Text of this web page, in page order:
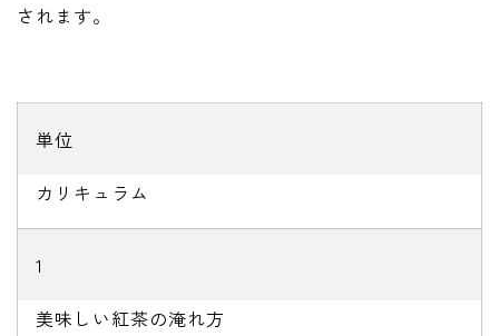
されます。
単位
カリキュラム
1
美味しい紅茶の淹れ方